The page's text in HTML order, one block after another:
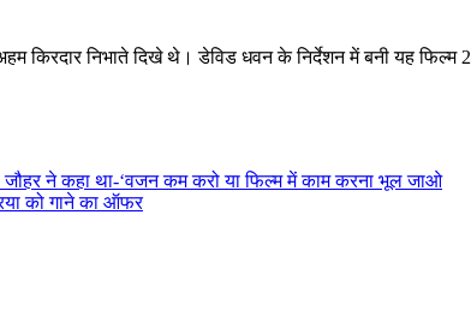
किरदार निभाते दिखे थे। डेविड धवन के निर्देशन में बनी यह फिल्म
ने कहा था-‘वजन कम करो या फिल्म में काम करना भूल जाओ
को गाने का ऑफर